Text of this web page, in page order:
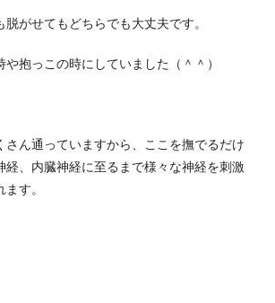
がせてもどちらでも大丈夫です。
抱っこの時にしていました（＾＾）
さん通っていますから、ここを撫でるだけ
経、内臓神経に至るまで様々な神経を刺激
す。